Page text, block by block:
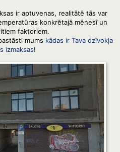
ir aptuvenas, realitātē tās var
konkrētajā mēnesī un
faktoriem.
mums kādas ir Tava dzīvokļa
izmaksas!